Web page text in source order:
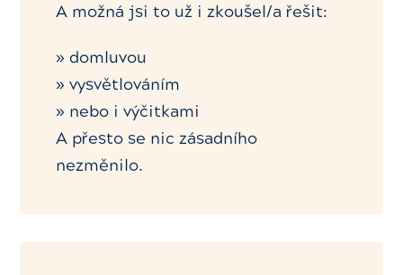
A možná jsi to už i zkoušel/a řešit:
» domluvou
» vysvětlováním
» nebo i výčitkami
A přesto se nic zásadního
nezměnilo.